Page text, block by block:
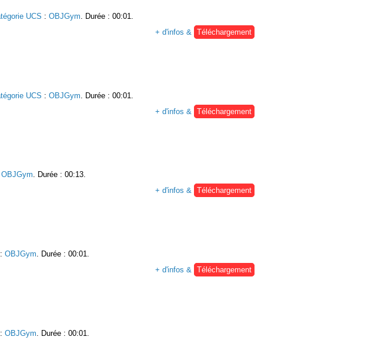
UCS : OBJGym . Durée : 00:01.
+ d'infos &
Téléchargement
UCS : OBJGym . Durée : 00:01.
+ d'infos &
Téléchargement
OBJGym. Durée : 00:13.
+ d'infos & Téléchargement
: OBJGym. Durée : 00:01.
+ d'infos & Téléchargement
: OBJGym. Durée : 00:01.